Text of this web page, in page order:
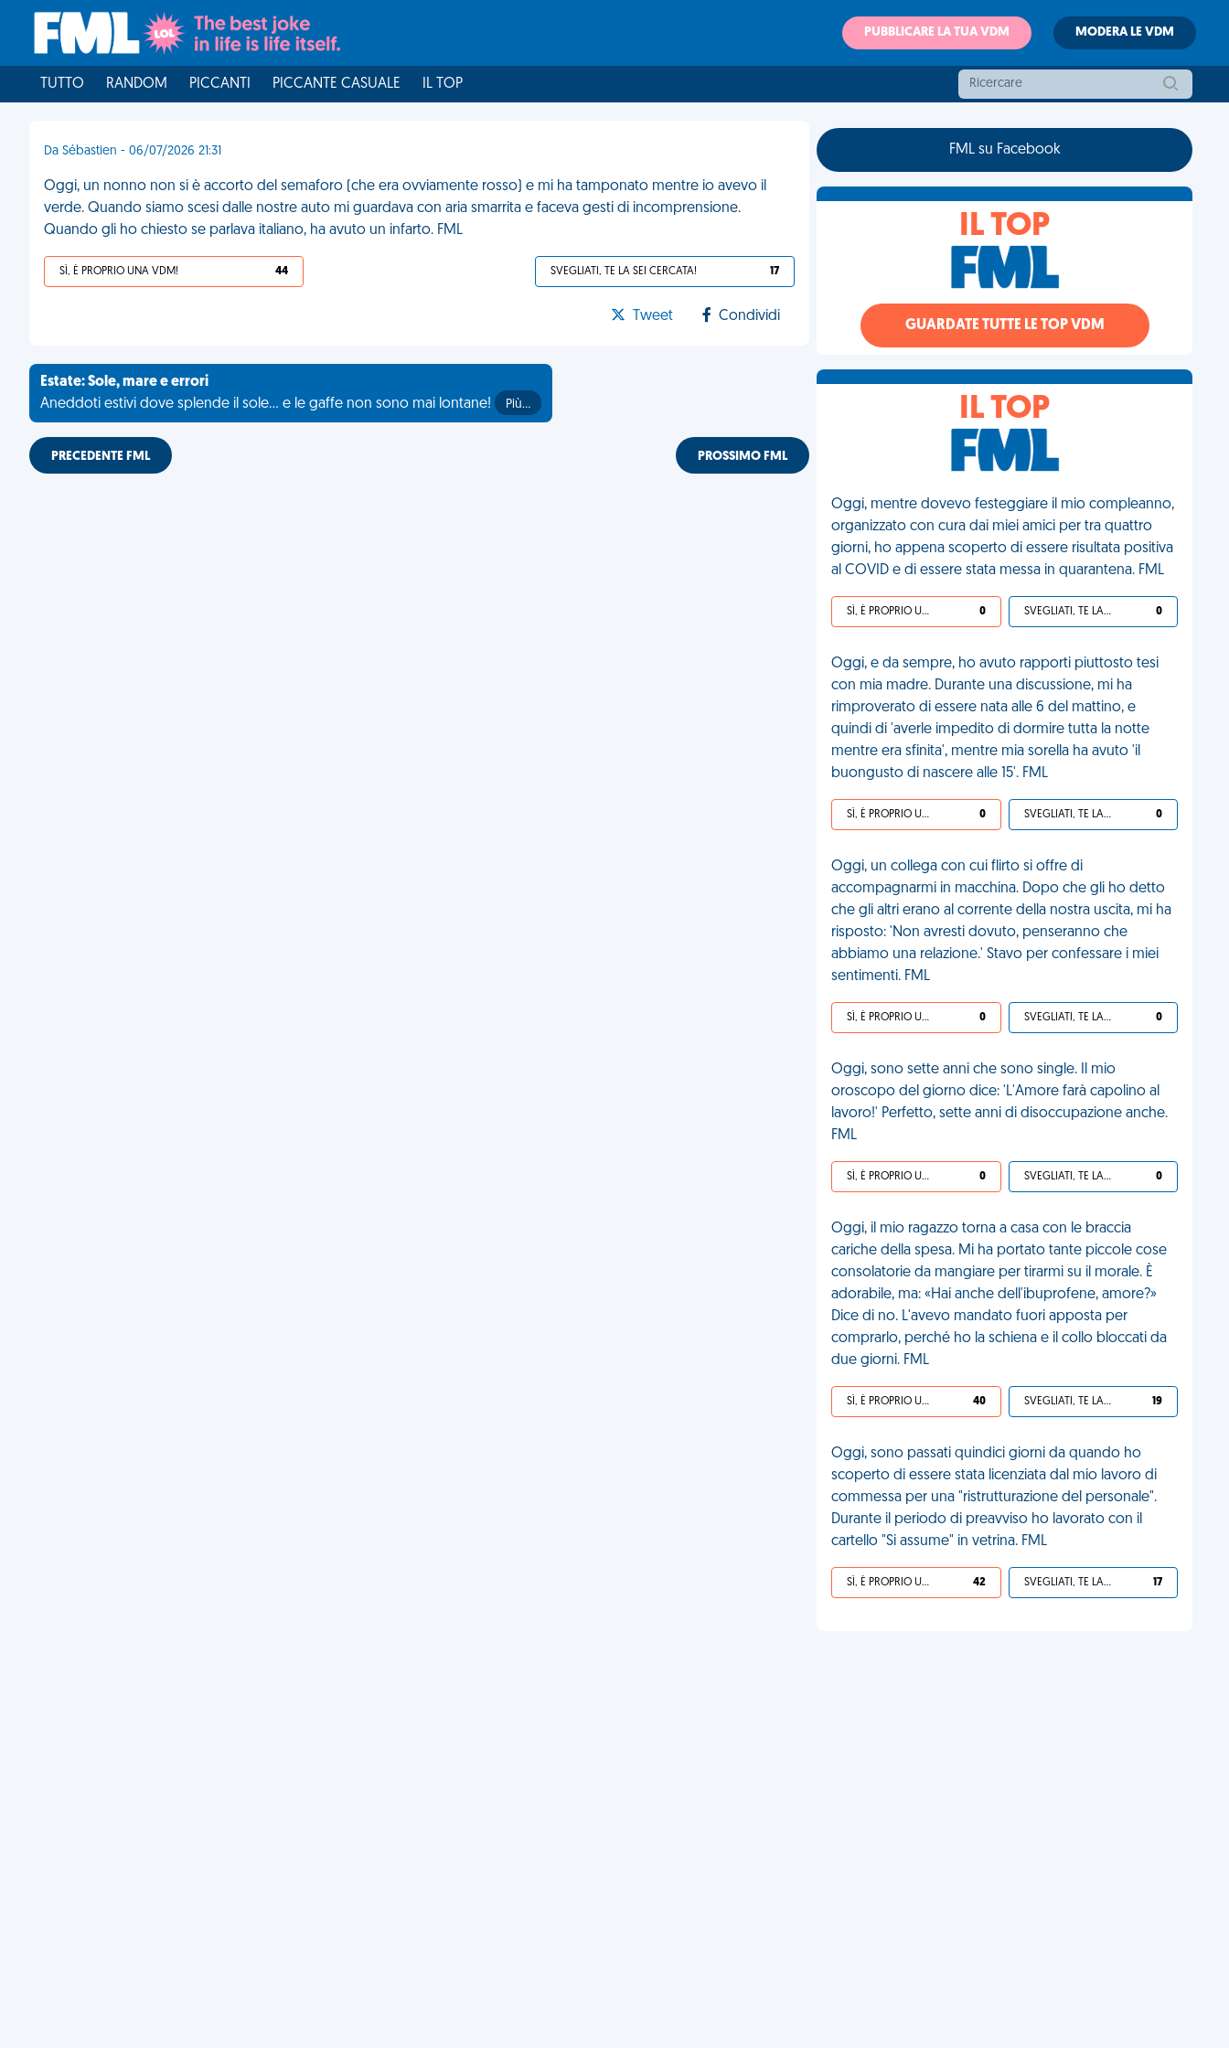
PUBBLICARE LA TUA VDM MODERA LE VDM
TUTTO RANDOM PICCANTI PICCANTE CASUALE IL TOP
Da Sébastien - 06/07/2026 21:31
Oggi, un nonno non si è accorto del semaforo (che era ovviamente rosso) e mi ha tamponato mentre io avevo il
verde. Quando siamo scesi dalle nostre auto mi guardava con aria smarrita e faceva gesti di incomprensione.
Quando gli ho chiesto se parlava italiano, ha avuto un infarto. FML
SÌ, È PROPRIO UNA VDM! 44 SVEGLIATI, TE LA SEI CERCATA! 17
Tweet Condividi
Estate: Sole, mare e errori
Aneddoti estivi dove splende il sole... e le gaffe non sono mai lontane!
Più…
PRECEDENTE FML PROSSIMO FML
FML su Facebook
IL TOP
GUARDATE TUTTE LE TOP VDM
IL TOP
Oggi, mentre dovevo festeggiare il mio compleanno,
organizzato con cura dai miei amici per tra quattro
giorni, ho appena scoperto di essere risultata positiva
al COVID e di essere stata messa in quarantena. FML
SÌ, È PROPRIO UNA VDM! 0 SVEGLIATI, TE LA SEI CERCATA! 0
Oggi, e da sempre, ho avuto rapporti piuttosto tesi
con mia madre. Durante una discussione, mi ha
rimproverato di essere nata alle 6 del mattino, e
quindi di 'averle impedito di dormire tutta la notte
mentre era sfinita', mentre mia sorella ha avuto 'il
buongusto di nascere alle 15'. FML
SÌ, È PROPRIO UNA VDM! 0 SVEGLIATI, TE LA SEI CERCATA! 0
Oggi, un collega con cui flirto si offre di
accompagnarmi in macchina. Dopo che gli ho detto
che gli altri erano al corrente della nostra uscita, mi ha
risposto: 'Non avresti dovuto, penseranno che
abbiamo una relazione.' Stavo per confessare i miei
sentimenti. FML
SÌ, È PROPRIO UNA VDM! 0 SVEGLIATI, TE LA SEI CERCATA! 0
Oggi, sono sette anni che sono single. Il mio
oroscopo del giorno dice: 'L'Amore farà capolino al
lavoro!' Perfetto, sette anni di disoccupazione anche.
FML
SÌ, È PROPRIO UNA VDM! 0 SVEGLIATI, TE LA SEI CERCATA! 0
Oggi, il mio ragazzo torna a casa con le braccia
cariche della spesa. Mi ha portato tante piccole cose
consolatorie da mangiare per tirarmi su il morale. È
adorabile, ma: «Hai anche dell'ibuprofene, amore?»
Dice di no. L'avevo mandato fuori apposta per
comprarlo, perché ho la schiena e il collo bloccati da
due giorni. FML
SÌ, È PROPRIO UNA VDM! 40 SVEGLIATI, TE LA SEI CERCATA! 19
Oggi, sono passati quindici giorni da quando ho
scoperto di essere stata licenziata dal mio lavoro di
commessa per una "ristrutturazione del personale".
Durante il periodo di preavviso ho lavorato con il
cartello "Si assume" in vetrina. FML
SÌ, È PROPRIO UNA VDM! 42 SVEGLIATI, TE LA SEI CERCATA! 17